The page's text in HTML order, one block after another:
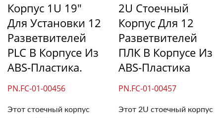
Корпус 1U 19"
Для Установки 12
Разветвителей
PLC В Корпусе Из
ABS-Пластика.
PN.FC-01-00456
Этот стоечный корпус
2U Стоечный
Корпус Для 12
Разветвителей
ПЛК В Корпусе Из
ABS-Пластика
PN.FC-01-00457
Этот 2U стоечный корпус